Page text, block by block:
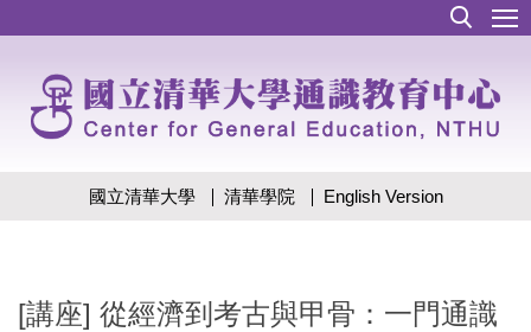
國立清華大學 清華學院 English Version
[講座] 從經濟到考古與甲骨：一門通識